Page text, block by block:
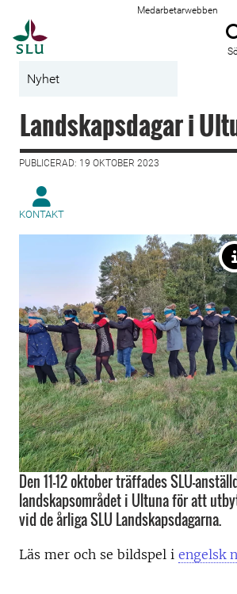
Medarbetarwebben
Nyhet
Landskapsdagar i
PUBLICERAD: 19 OKTOBER 2023
KONTAKT
Den 11-12 oktober träffades SLU-
landskapsområdet i Ultuna för att
vid de årliga SLU Landskapsdagarna.
Läs mer och se bildspel i engelsk